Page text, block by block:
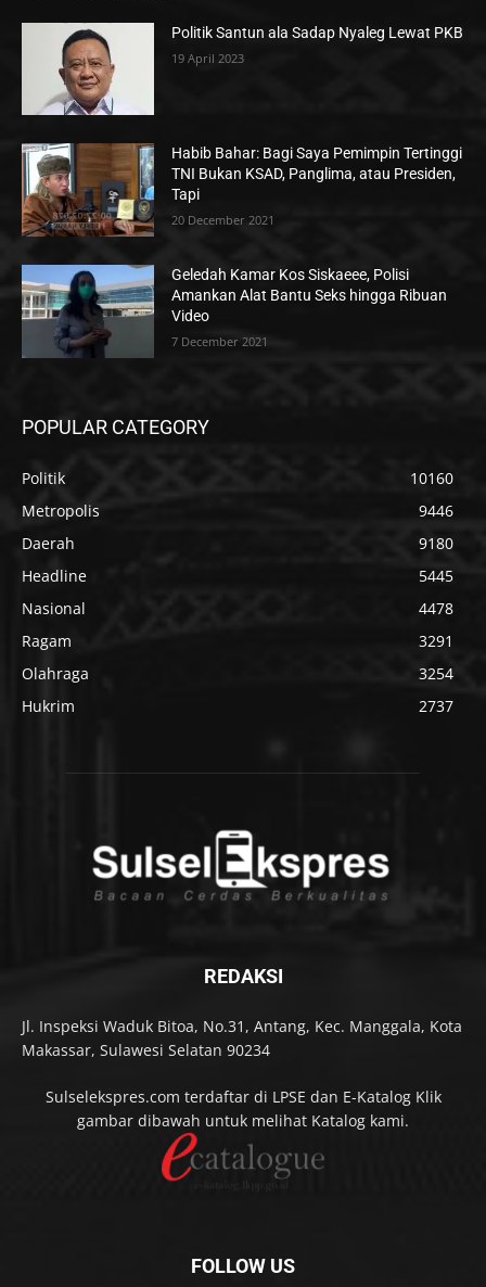
Politik Santun ala Sadap Nyaleg Lewat PKB
19 April 2023
Habib Bahar: Bagi Saya Pemimpin Tertinggi
TNI Bukan KSAD, Panglima, atau Presiden,
Tapi
20 December 2021
Geledah Kamar Kos Siskaeee, Polisi
Amankan Alat Bantu Seks hingga Ribuan
Video
7 December 2021
POPULAR CATEGORY
Politik
10160
Metropolis
9446
Daerah
9180
Headline
5445
Nasional
4478
Ragam
3291
Olahraga
3254
Hukrim
2737
REDAKSI
Jl. Inspeksi Waduk Bitoa, No.31, Antang, Kec. Manggala, Kota
Makassar, Sulawesi Selatan 90234
Sulselekspres.com terdaftar di LPSE dan E-Katalog Klik
gambar dibawah untuk melihat Katalog kami.
FOLLOW US